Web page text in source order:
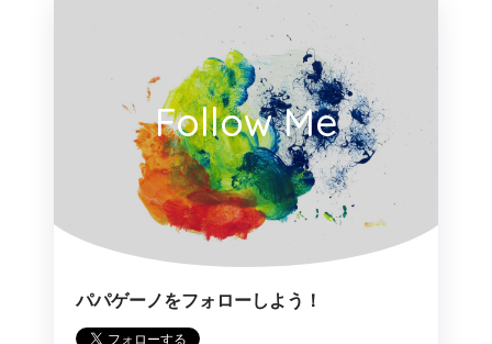
Follow Me
パパゲーノをフォローしよう！